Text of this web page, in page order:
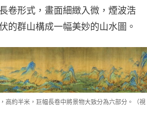
卷形式，畫面細緻入微，煙波浩
的群山構成一幅美妙的山水圖。
高約半米，巨幅長卷中將景物大致分為六部分。（視